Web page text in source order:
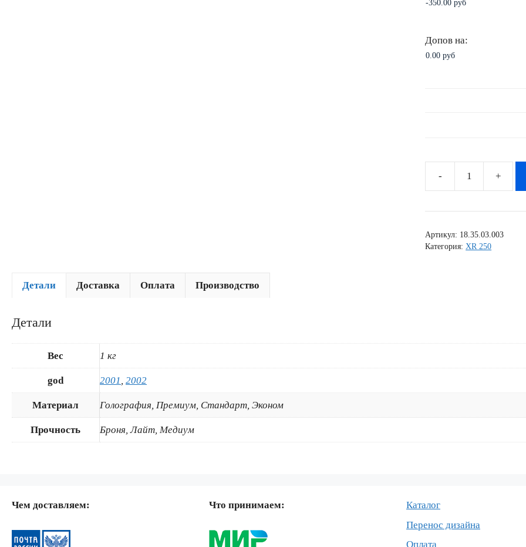
Допов на:
Количество
Комплект
Honda
Артикул: 18.35.03.003
Категория: XR 250
Детали Доставка Оплата Производство
Детали
Вес 1 кг
god 2001, 2002
Материал Голография, Премиум, Стандарт, Эконом
Прочность Броня, Лайт, Медиум
Чем доставляем: Что принимаем:
Каталог
Перенос дизайна
Оплата